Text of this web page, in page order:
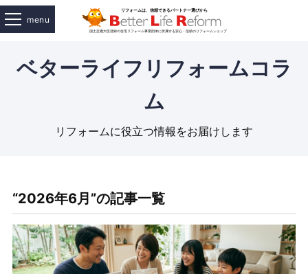
menu
ベターライフリフォームコラ
ム
リフォームに役立つ情報をお届けします
“2026年6月”の記事一覧